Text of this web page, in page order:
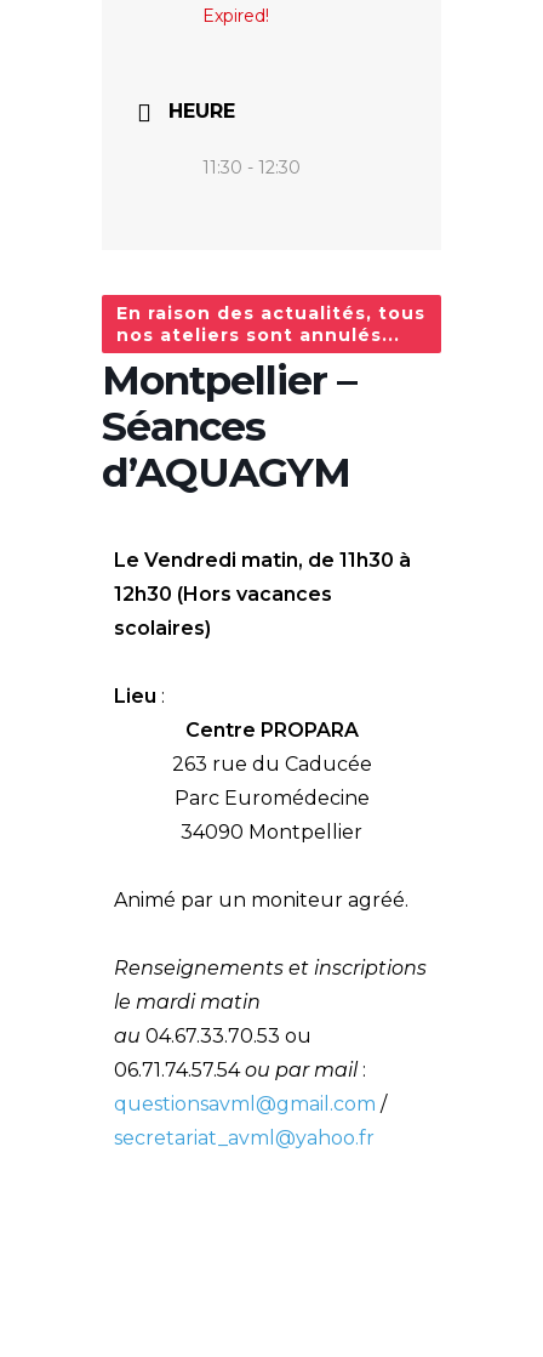
Expired!
HEURE
11:30 - 12:30
En raison des actualités, tous
nos ateliers sont annulés...
Montpellier –
Séances
d’AQUAGYM
Le Vendredi matin, de 11h30 à
12h30 (Hors vacances
scolaires)
Lieu :
Centre PROPARA
263 rue du Caducée
Parc Euromédecine
34090 Montpellier
Animé par un moniteur agréé.
Renseignements et inscriptions
le mardi matin
au 04.67.33.70.53 ou
06.71.74.57.54ou par mail:
questionsavml@gmail.com /
secretariat_avml@yahoo.fr